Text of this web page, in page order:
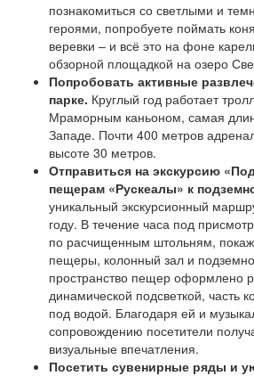
познакомиться со светлыми и
героями, попробуете поймать
веревки – и всё это на фоне
обзорной площадкой на озеро
Попробовать активные
парке. Круглый год работает
Мраморным каньоном, самая
Западе. Почти 400 метров
высоте 30 метров.
Отправиться на экскурсию
пещерам «Рускеалы» к
уникальный экскурсионный
году. В течение часа под
по расчищенным штольням,
пещеры, колонный зал и
пространство пещер оформлено
динамической подсветкой, часть
под водой. Благодаря ей и
сопровождению посетители
визуальные впечатления.
Посетить сувенирные ряды и